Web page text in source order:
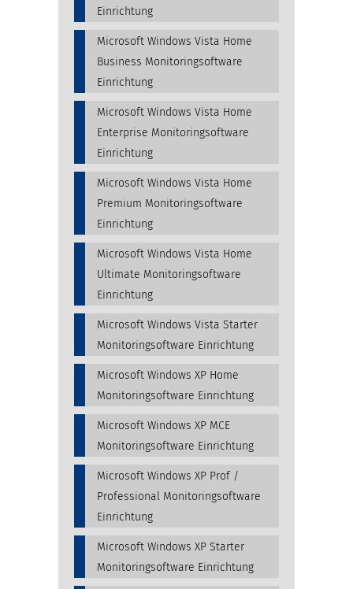
Einrichtung
Microsoft Windows Vista Home
Business Monitoringsoftware
Einrichtung
Microsoft Windows Vista Home
Enterprise Monitoringsoftware
Einrichtung
Microsoft Windows Vista Home
Premium Monitoringsoftware
Einrichtung
Microsoft Windows Vista Home
Ultimate Monitoringsoftware
Einrichtung
Microsoft Windows Vista Starter
Monitoringsoftware Einrichtung
Microsoft Windows XP Home
Monitoringsoftware Einrichtung
Microsoft Windows XP MCE
Monitoringsoftware Einrichtung
Microsoft Windows XP Prof /
Professional Monitoringsoftware
Einrichtung
Microsoft Windows XP Starter
Monitoringsoftware Einrichtung